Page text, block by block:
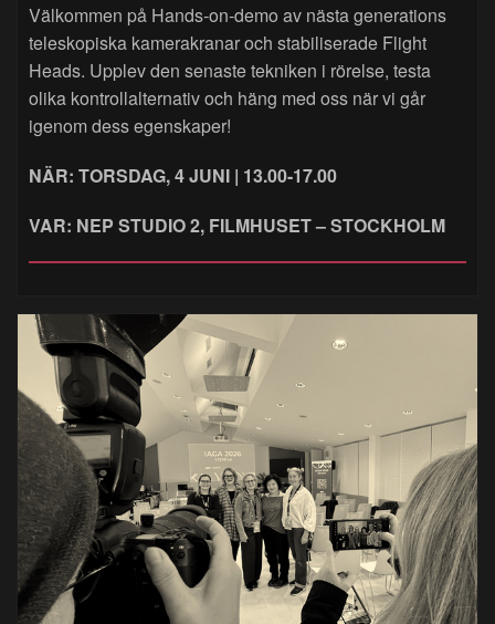
Välkommen på Hands‑on‑demo av nästa generations
teleskopiska kamerakranar och stabiliserade Flight
Heads. Upplev den senaste tekniken i rörelse, testa
olika kontrollalternativ och häng med oss när vi går
igenom dess egenskaper!
NÄR: TORSDAG, 4 JUNI | 13.00-17.00
VAR: NEP STUDIO 2, FILMHUSET – STOCKHOLM